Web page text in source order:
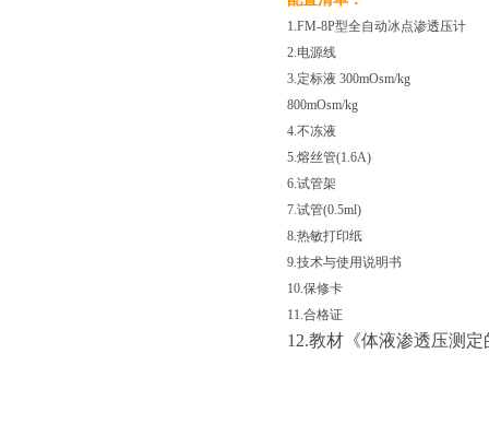
1.FM-8P型全自动冰
2.电源线
3.定标液
800mOsm/kg
4.不冻液
5.熔丝管
6.试管架
7.试管(0.5ml)
8.热敏打印
9.技术与使用说
10.保修卡
11.合
12.教材《体液渗透压测定